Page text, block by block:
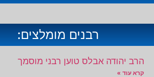
רבנים מומלצים:
הרב יהודה אבלס טוען רבני מוסמך
קרא עוד »